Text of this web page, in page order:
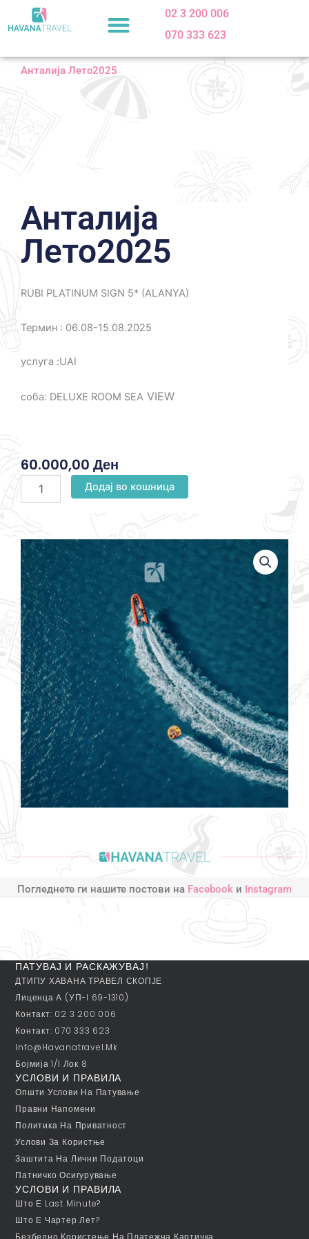
to
02 3 200 006
070 333 623
Анталија Лето2025
Анталија
Лето2025
RUBI PLATINUM SIGN 5* (ALANYA)
Термин : 06.08-15.08.2025
услуга :UAI
соба: DELUXE ROOM SEA VIEW
60.000,00 Ден
Лето2025
Додај во кошница
Погледнете ги нашите постови на Facebook и Instagram
ПАТУВАЈ И РАСКАЖУВАЈ!
ДТИПУ ХАВАНА ТРАВЕЛ СКОПЈЕ
Лиценца А (УП-I 69-1310)
Контакт: 02 3 200 006
Контакт: 070 333 623
Info@havanatravel.mk
Бојмија 1/1 Лок 8
УСЛОВИ И ПРАВИЛА
Општи Услови На Патување
Правни Напомени
Политика На Приватност
Услови За Користње
Заштита На Лични Податоци
Патничко Осигурување
УСЛОВИ И ПРАВИЛА
Што Е Last Minute?
Што Е Чартер Лет?
Безбедно Користење На Платежна Картичка